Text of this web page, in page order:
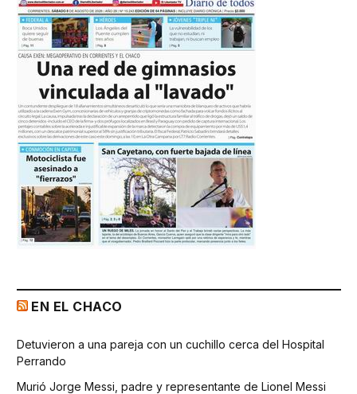
EN EL CHACO
Detuvieron a una pareja con un cuchillo cerca del Hospital
Perrando
Murió Jorge Messi, padre y representante de Lionel Messi